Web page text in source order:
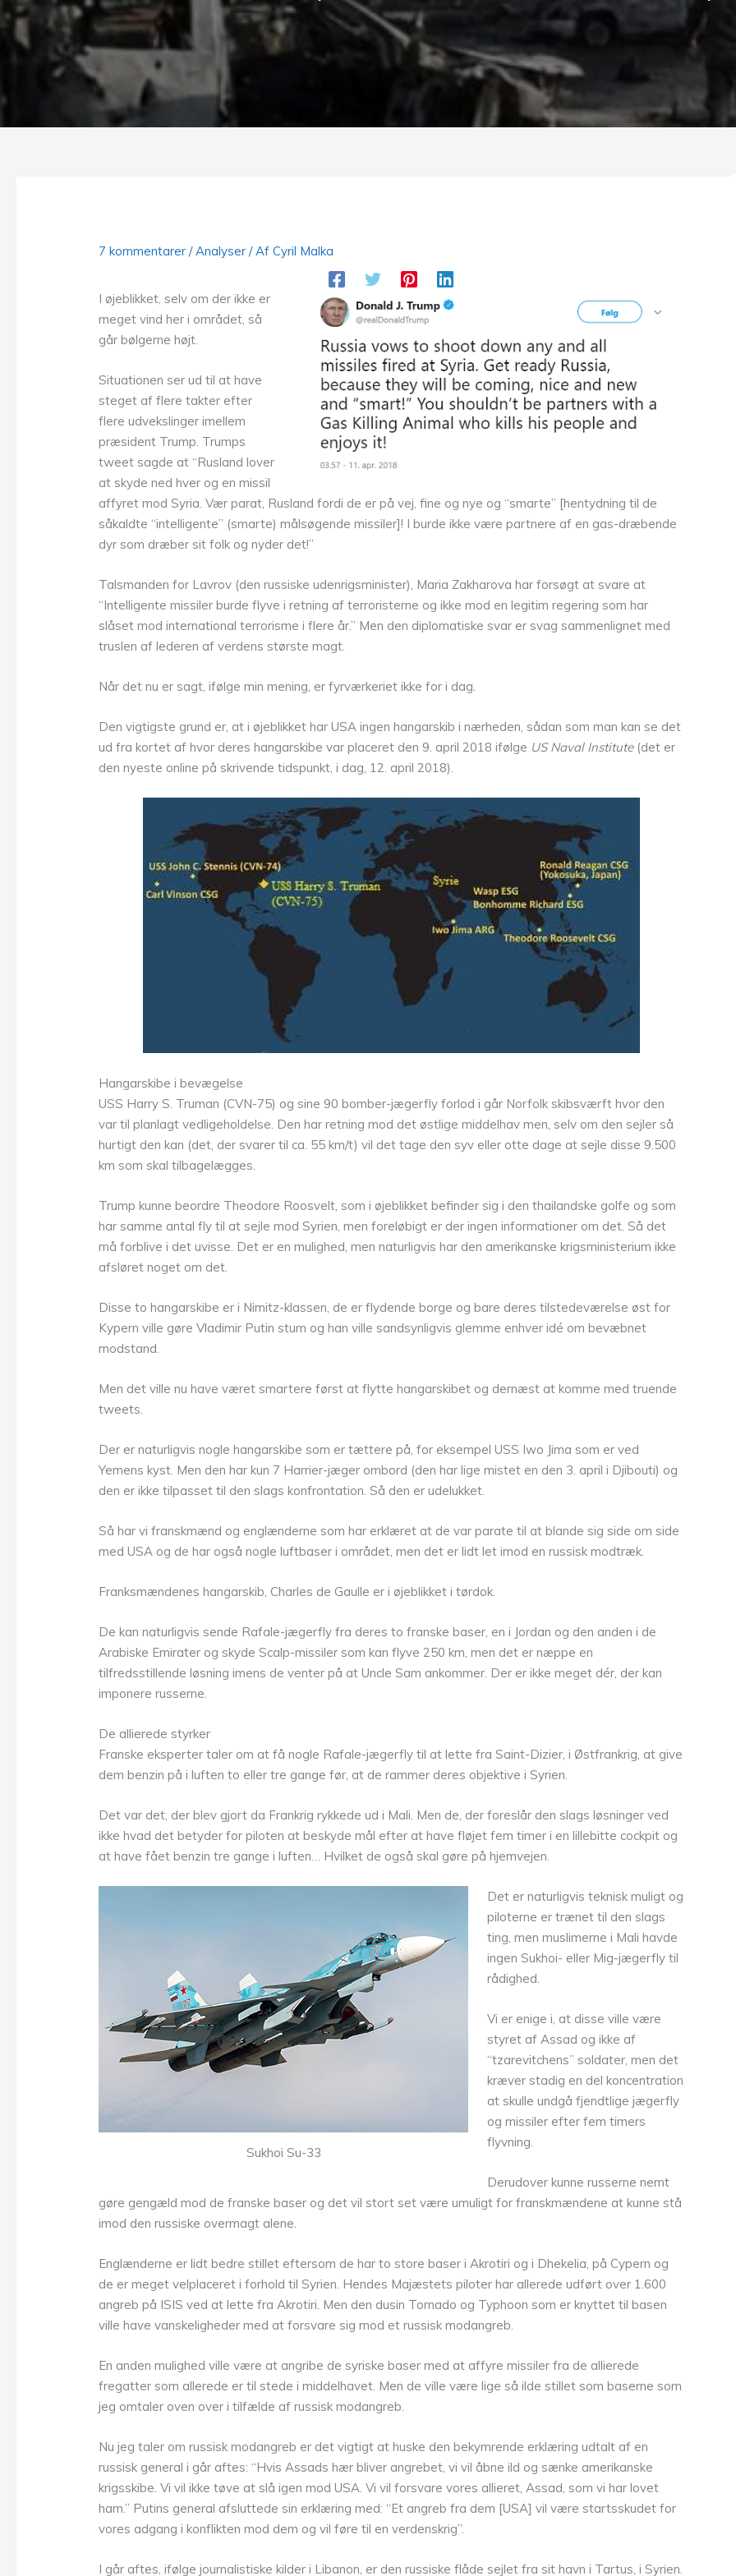
7 kommentarer /Analyser / AfCyril Malka
I øjeblikket, selv om der ikke er
meget vind her i området, så
går bølgerne højt.
Situationen ser ud til at have
steget af flere takter efter
flere udvekslinger imellem
præsident Trump. Trumps
tweet sagde at “Rusland lover
at skyde ned hver og en missil
affyret mod Syria. Vær parat, Rusland fordi de er på vej, fine og nye og “smarte” [hentydning til de
såkaldte “intelligente” (smarte) målsøgende missiler]! I burde ikke være partnere af en gas-dræbende
dyr som dræber sit folk og nyder det!”
Talsmanden for Lavrov (den russiske udenrigsminister), Maria Zakharova har forsøgt at svare at
“Intelligente missiler burde flyve i retning af terroristerne og ikke mod en legitim regering som har
slåset mod international terrorisme i flere år.” Men den diplomatiske svar er svag sammenlignet med
truslen af lederen af verdens største magt.
Når det nu er sagt, ifølge min mening, er fyrværkeriet ikke for i dag.
Den vigtigste grund er, at i øjeblikket har USA ingen hangarskib i nærheden, sådan som man kan se det
ud fra kortet af hvor deres hangarskibe var placeret den 9. april 2018 ifølge US Naval Institute(det er
den nyeste online på skrivende tidspunkt, i dag, 12. april 2018).
Hangarskibe i bevægelse
USS Harry S. Truman (CVN-75) og sine 90 bomber-jægerfly forlod i går Norfolk skibsværft hvor den
var til planlagt vedligeholdelse. Den har retning mod det østlige middelhav men, selv om den sejler så
hurtigt den kan (det, der svarer til ca. 55 km/t) vil det tage den syv eller otte dage at sejle disse 9.500
km som skal tilbagelægges.
Trump kunne beordre Theodore Roosvelt, som i øjeblikket befinder sig i den thailandske golfe og som
har samme antal fly til at sejle mod Syrien, men foreløbigt er der ingen informationer om det. Så det
må forblive i det uvisse. Det er en mulighed, men naturligvis har den amerikanske krigsministerium ikke
afsløret noget om det.
Disse to hangarskibe er i Nimitz-klassen, de er flydende borge og bare deres tilstedeværelse øst for
Kypern ville gøre Vladimir Putin stum og han ville sandsynligvis glemme enhver idé om bevæbnet
modstand.
Men det ville nu have været smartere først at flytte hangarskibet og dernæst at komme med truende
tweets.
Der er naturligvis nogle hangarskibe som er tættere på, for eksempel USS Iwo Jima som er ved
Yemens kyst. Men den har kun 7 Harrier-jæger ombord (den har lige mistet en den 3. april i Djibouti) og
den er ikke tilpasset til den slags konfrontation. Så den er udelukket.
Så har vi franskmænd og englænderne som har erklæret at de var parate til at blande sig side om side
med USA og de har også nogle luftbaser i området, men det er lidt let imod en russisk modtræk.
Franksmændenes hangarskib, Charles de Gaulle er i øjeblikket i tørdok.
De kan naturligvis sende Rafale-jægerfly fra deres to franske baser, en i Jordan og den anden i de
Arabiske Emirater og skyde Scalp-missiler som kan flyve 250 km, men det er næppe en
tilfredsstillende løsning imens de venter på at Uncle Sam ankommer. Der er ikke meget dér, der kan
imponere russerne.
De allierede styrker
Franske eksperter taler om at få nogle Rafale-jægerfly til at lette fra Saint-Dizier, i Østfrankrig, at give
dem benzin på i luften to eller tre gange før, at de rammer deres objektive i Syrien.
Det var det, der blev gjort da Frankrig rykkede ud i Mali. Men de, der foreslår den slags løsninger ved
ikke hvad det betyder for piloten at beskyde mål efter at have fløjet fem timer i en lillebitte cockpit og
at have fået benzin tre gange i luften… Hvilket de også skal gøre på hjemvejen.
Sukhoi Su-33
Det er naturligvis teknisk muligt og
piloterne er trænet til den slags
ting, men muslimerne i Mali havde
ingen Sukhoi- eller Mig-jægerfly til
rådighed.
Vi er enige i, at disse ville være
styret af Assad og ikke af
“tzarevitchens” soldater, men det
kræver stadig en del koncentration
at skulle undgå fjendtlige jægerfly
og missiler efter fem timers
flyvning.
Derudover kunne russerne nemt
gøre gengæld mod de franske baser og det vil stort set være umuligt for franskmændene at kunne stå
imod den russiske overmagt alene.
Englænderne er lidt bedre stillet eftersom de har to store baser i Akrotiri og i Dhekelia, på Cypern og
de er meget velplaceret i forhold til Syrien. Hendes Majæstets piloter har allerede udført over 1.600
angreb på ISIS ved at lette fra Akrotiri. Men den dusin Tornado og Typhoon som er knyttet til basen
ville have vanskeligheder med at forsvare sig mod et russisk modangreb.
En anden mulighed ville være at angribe de syriske baser med at affyre missiler fra de allierede
fregatter som allerede er til stede i middelhavet. Men de ville være lige så ilde stillet som baserne som
jeg omtaler oven over i tilfælde af russisk modangreb.
Nu jeg taler om russisk modangreb er det vigtigt at huske den bekymrende erklæring udtalt af en
russisk general i går aftes: “Hvis Assads hær bliver angrebet, vi vil åbne ild og sænke amerikanske
krigsskibe. Vi vil ikke tøve at slå igen mod USA. Vi vil forsvare vores allieret, Assad, som vi har lovet
ham.” Putins general afsluttede sin erklæring med: “Et angreb fra dem [USA] vil være startsskudet for
vores adgang i konflikten mod dem og vil føre til en verdenskrig”.
I går aftes, ifølge journalistiske kilder i Libanon, er den russiske flåde sejlet fra sit havn i Tartus, i Syrien.